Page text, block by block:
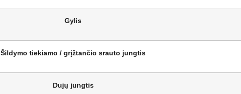
Gylis
Šildymo tiekiamo / grįžtančio srauto jungtis
Dujų jungtis